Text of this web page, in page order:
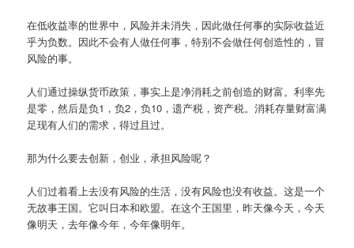
在低收益率的世界中，风险并未消失，因此做任何事的实际收益近
乎为负数。因此不会有人做任何事，特别不会做任何创造性的，冒
风险的事。
人们通过操纵货币政策，事实上是净消耗之前创造的财富。利率先
是零，然后是负1，负2，负10，遗产税，资产税。消耗存量财富满
足现有人们的需求，得过且过。
那为什么要去创新，创业，承担风险呢？
人们过着看上去没有风险的生活，没有风险也没有收益。这是一个
无故事王国。它叫日本和欧盟。在这个王国里，昨天像今天，今天
像明天，去年像今年，今年像明年。